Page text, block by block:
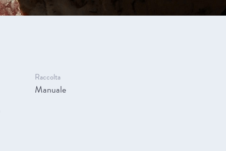
Raccolta
Manuale